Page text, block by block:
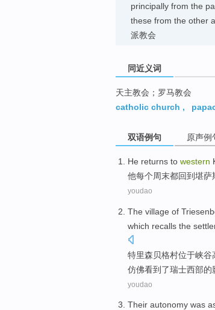
principally from the
these from the other
派教会
同近义词
天主教会；罗马教会
catholic church ,
双语例句 原声例
He returns to western
他每个周末都回到堪萨
youdao
The village of
which recalls the
特里森贝格村位于峡谷
仿佛看到了瑞士西部的
youdao
Their autonomy was